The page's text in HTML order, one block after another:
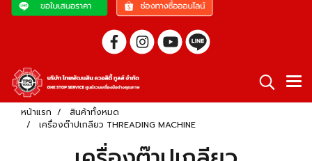
หน้าแรก
สินค้าทั้งหมด
เครื่องต๊าปเกลียว THREADING MACHINE